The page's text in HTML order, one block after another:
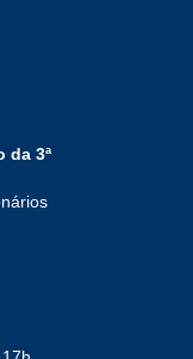
da 3ª